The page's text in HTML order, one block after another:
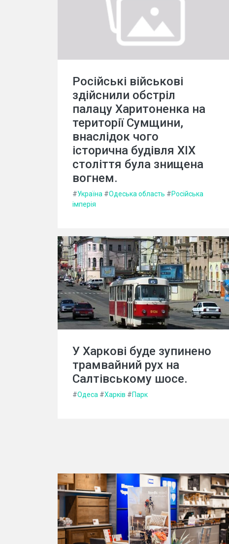
Російські військові
здійснили обстріл
палацу Харитоненка на
території Сумщини,
внаслідок чого
історична будівля XIX
століття була знищена
вогнем.
#Україна #Одеська область #Російська
імперія
У Харкові буде зупинено
трамвайний рух на
Салтівському шосе.
#Одеса #Харків #Парк